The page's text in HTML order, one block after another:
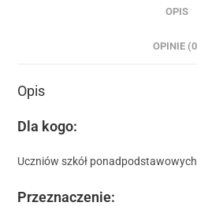
OPIS
OPINIE
Opis
Dla kogo:
Uczniów szkół ponadpodstawowych
Przeznaczenie: